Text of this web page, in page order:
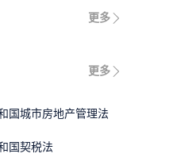
更多
更多
和国城市房地产管理法
国契税法